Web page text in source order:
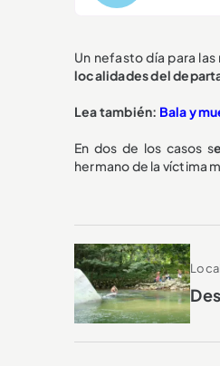
Un nefasto día para las
localidades del
Lea también: Bala y
En dos de los casos s
hermano de la víctima
Local